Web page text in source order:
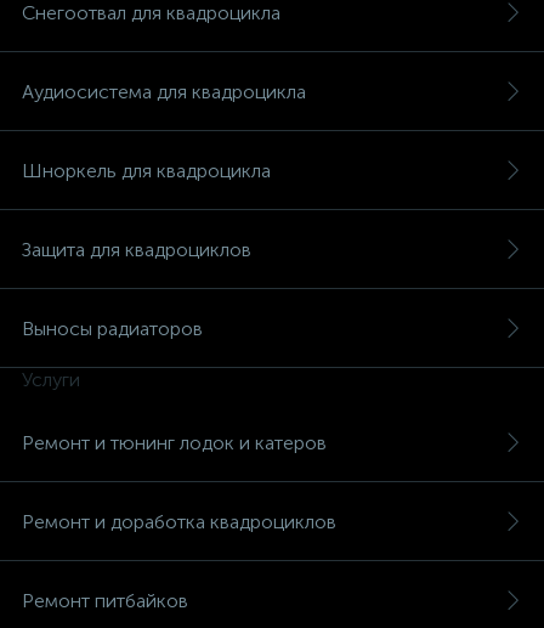
Снегоотвал для квадроцикла
Аудиосистема для квадроцикла
Шноркель для квадроцикла
Защита для квадроциклов
Выносы радиаторов
Услуги
Ремонт и тюнинг лодок и катеров
Ремонт и доработка квадроциклов
Ремонт питбайков